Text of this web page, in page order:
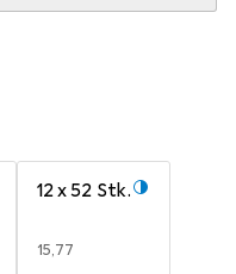
12 x 52 Stk.
EUR
15,77